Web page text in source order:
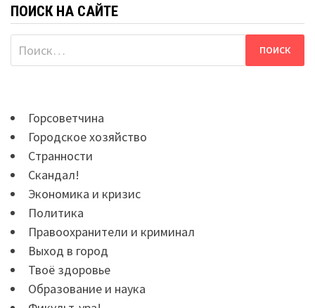
ПОИСК НА САЙТЕ
Найти:
Горсоветчина
Городское хозяйство
Странности
Скандал!
Экономика и кризис
Политика
Правоохранители и криминал
Выход в город
Твоё здоровье
Образование и наука